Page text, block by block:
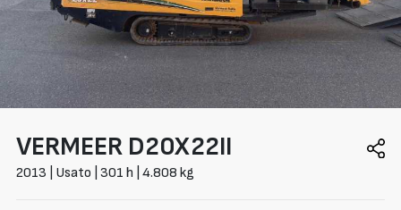
VERMEER D20X22II
2013 | Usato | 301 h | 4.808 kg